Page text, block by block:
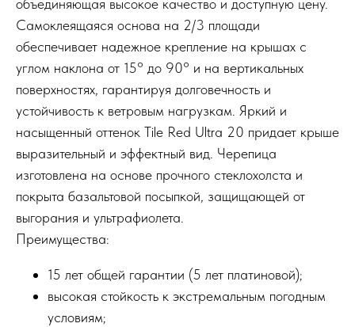
объединяющая высокое качество и доступную цену.
Самоклеящаяся основа на 2/3 площади
обеспечивает надежное крепление на крышах с
углом наклона от 15° до 90° и на вертикальных
поверхностях, гарантируя долговечность и
устойчивость к ветровым нагрузкам. Яркий и
насыщенный оттенок Tile Red Ultra 20 придает крыше
выразительный и эффектный вид. Черепица
изготовлена на основе прочного стеклохолста и
покрыта базальтовой посыпкой, защищающей от
выгорания и ультрафиолета.
Преимущества:
15 лет общей гарантии (5 лет платиновой);
высокая стойкость к экстремальным погодным
условиям;